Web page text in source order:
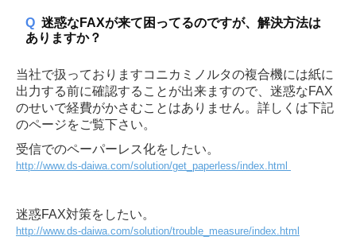
Q 迷惑なFAXが来て困ってるのですが、解決方法は
ありますか？
当社で扱っておりますコニカミノルタの複合機には紙に
出力する前に確認することが出来ますので、迷惑なFAX
のせいで経費がかさむことはありません。詳しくは下記
のページをご覧下さい。
受信でのペーパーレス化をしたい。
http://www.ds-daiwa.com/solution/get_paperless/index.html
迷惑FAX対策をしたい。
http://www.ds-daiwa.com/solution/trouble_measure/index.html